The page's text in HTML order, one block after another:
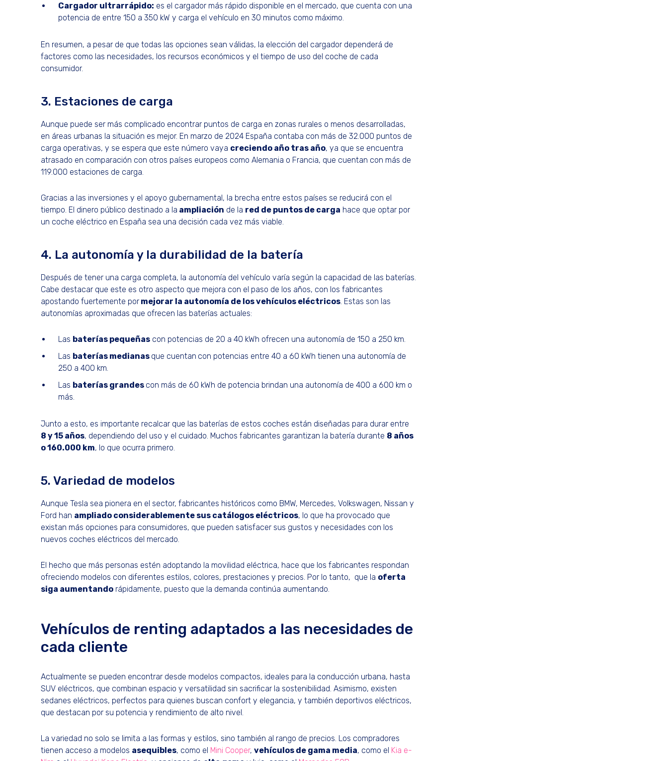
Cargador ultrarrápido: es el cargador más rápido disponible en el mercado, que cuenta con una
potencia de entre 150 a 350 kW y carga el vehículo en 30 minutos como máximo.
En resumen, a pesar de que todas las opciones sean válidas, la elección del cargador dependerá de
factores como las necesidades, los recursos económicos y el tiempo de uso del coche de cada
consumidor.
3. Estaciones de carga
Aunque puede ser más complicado encontrar puntos de carga en zonas rurales o menos desarrolladas,
en áreas urbanas la situación es mejor. En marzo de 2024 España contaba con más de 32.000 puntos de
carga operativas, y se espera que este número vaya creciendo año tras año, ya que se encuentra
atrasado en comparación con otros países europeos como Alemania o Francia, que cuentan con más de
119.000 estaciones de carga.
Gracias a las inversiones y el apoyo gubernamental, la brecha entre estos países se reducirá con el
tiempo. El dinero público destinado a la ampliación de la red de puntos de carga hace que optar por
un coche eléctrico en España sea una decisión cada vez más viable.
4. La autonomía y la durabilidad de la batería
Después de tener una carga completa, la autonomía del vehículo varía según la capacidad de las baterías.
Cabe destacar que este es otro aspecto que mejora con el paso de los años, con los fabricantes
apostando fuertemente por mejorar la autonomía de los vehículos eléctricos. Estas son las
autonomías aproximadas que ofrecen las baterías actuales:
Las baterías pequeñas con potencias de 20 a 40 kWh ofrecen una autonomía de 150 a 250 km.
Las baterías medianas que cuentan con potencias entre 40 a 60 kWh tienen una autonomía de
250 a 400 km.
Las baterías grandes con más de 60 kWh de potencia brindan una autonomía de 400 a 600 km o
más.
Junto a esto, es importante recalcar que las baterías de estos coches están diseñadas para durar entre
8 y 15 años, dependiendo del uso y el cuidado. Muchos fabricantes garantizan la batería durante 8 años
o 160.000 km, lo que ocurra primero.
5. Variedad de modelos
Aunque Tesla sea pionera en el sector, fabricantes históricos como BMW, Mercedes, Volkswagen, Nissan y
Ford han ampliado considerablemente sus catálogos eléctricos, lo que ha provocado que
existan más opciones para consumidores, que pueden satisfacer sus gustos y necesidades con los
nuevos coches eléctricos del mercado.
El hecho que más personas estén adoptando la movilidad eléctrica, hace que los fabricantes respondan
ofreciendo modelos con diferentes estilos, colores, prestaciones y precios. Por lo tanto, que la oferta
siga aumentando rápidamente, puesto que la demanda continúa aumentando.
Vehículos de renting adaptados a las necesidades de
cada cliente
Actualmente se pueden encontrar desde modelos compactos, ideales para la conducción urbana, hasta
SUV eléctricos, que combinan espacio y versatilidad sin sacrificar la sostenibilidad. Asimismo, existen
sedanes eléctricos, perfectos para quienes buscan confort y elegancia, y también deportivos eléctricos,
que destacan por su potencia y rendimiento de alto nivel.
La variedad no solo se limita a las formas y estilos, sino también al rango de precios. Los compradores
tienen acceso a modelos asequibles, como el Mini Cooper, vehículos de gama media, como el Kia e-